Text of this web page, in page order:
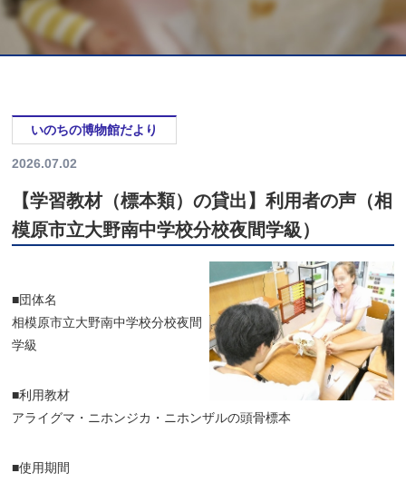
いのちの博物館だより
2026.07.02
【学習教材（標本類）の貸出】利用者の声（相
模原市立大野南中学校分校夜間学級）
■団体名
相模原市立大野南中学校分校夜間
学級
■利用教材
アライグマ・ニホンジカ・ニホンザルの頭骨標本
■使用期間